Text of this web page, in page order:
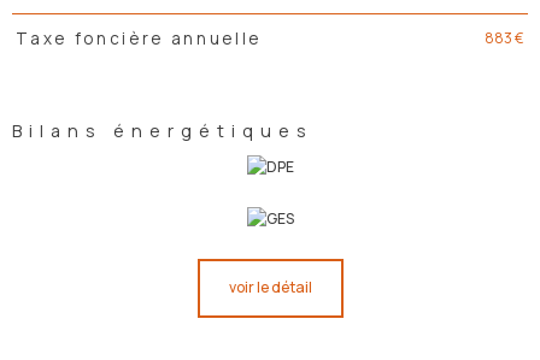
Taxe foncière annuelle 883 €
Bilans énergétiques
voir le détail